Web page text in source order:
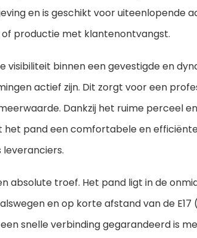
en is geschikt voor uiteenlopende
productie met klantenontvangst.
visibiliteit binnen een gevestigde en
actief zijn. Dit zorgt voor een
Dankzij het ruime perceel
pand een comfortabele en
leveranciers.
absolute troef. Het pand ligt in de
en op korte afstand van de
snelle verbinding gegarandeerd is